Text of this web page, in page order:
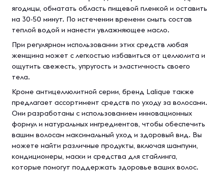
ягодицы, обматать область пищевой пленкой и оставить
на 30-50 минут. По истечении времени смыть состав
теплой водой и нанести увлажняющее масло.
При регулярном использовании этих средств любая
женщина может с легкостью избавиться от целлюлита и
ощутить свежесть, упругость и эластичность своего
тела.
Кроме антицеллюлитной серии, бренд Lalique также
предлагает ассортимент средств по уходу за волосами.
Они разработаны с использованием инновационных
формул и натуральных ингредиентов, чтобы обеспечить
вашим волосам максимальный уход и здоровый вид. Вы
можете найти различные продукты, включая шампуни,
кондиционеры, маски и средства для стайлинга,
которые помогут поддержать здоровье ваших волос.